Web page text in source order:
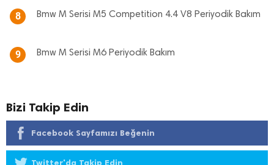
8 Bmw M Serisi M5 Competition 4.4 V8 Periyodik Bakım
9 Bmw M Serisi M6 Periyodik Bakım
Bizi Takip Edin
Facebook Sayfamızı Beğenin
Twitter'da Takip Edin